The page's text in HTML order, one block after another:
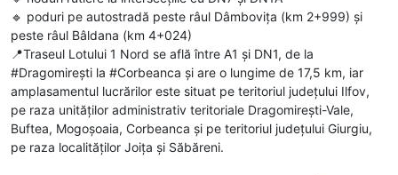
🔹️ poduri pe autostradă peste râul Dâmbovița (km 2+999) și
peste râul Bâldana (km 4+024)
📍Traseul Lotului 1 Nord se află între A1 și DN1, de la
#Dragomirești la #Corbeanca și are o lungime de 17,5 km, iar
amplasamentul lucrărilor este situat pe teritoriul județului Ilfov,
pe raza unităților administrativ teritoriale Dragomirești-Vale,
Buftea, Mogoșoaia, Corbeanca și pe teritoriul județului Giurgiu,
pe raza localităţilor Joița și Săbăreni.